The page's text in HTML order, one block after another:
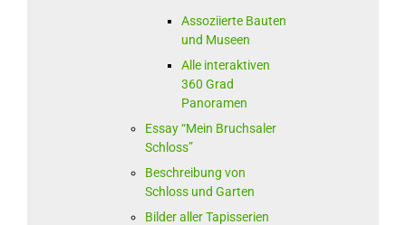
Assoziierte Bauten
und Museen
Alle interaktiven
360 Grad
Panoramen
Essay “Mein Bruchsaler
Schloss”
Beschreibung von
Schloss und Garten
Bilder aller Tapisserien